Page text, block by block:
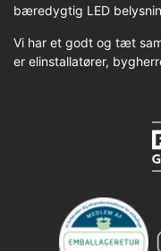
bæredygtig LED
Vi har et godt og tæt
er elinstallatører,